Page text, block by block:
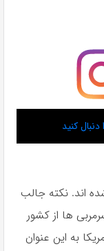
کنید
شده اند. نکته جالب
ها از کشور
به این عنوان